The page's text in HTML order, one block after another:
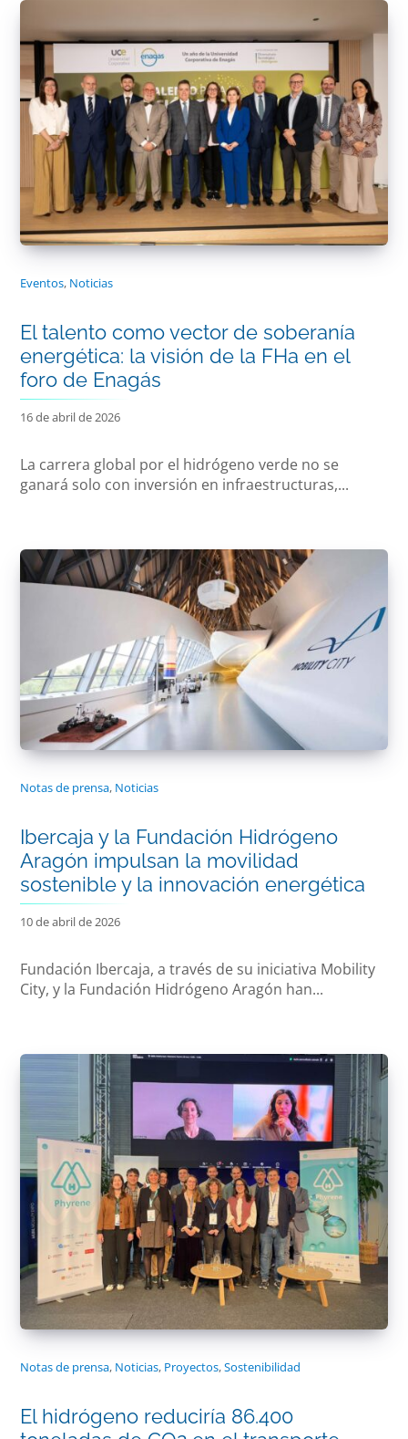
Eventos, Noticias
El talento como vector de soberanía
energética: la visión de la FHa en el
foro de Enagás
16 de abril de 2026
La carrera global por el hidrógeno verde no se
ganará solo con inversión en infraestructuras,...
Notas de prensa, Noticias
Ibercaja y la Fundación Hidrógeno
Aragón impulsan la movilidad
sostenible y la innovación energética
10 de abril de 2026
Fundación Ibercaja, a través de su iniciativa Mobility
City, y la Fundación Hidrógeno Aragón han...
Notas de prensa, Noticias, Proyectos,Sostenibilidad
El hidrógeno reduciría 86.400